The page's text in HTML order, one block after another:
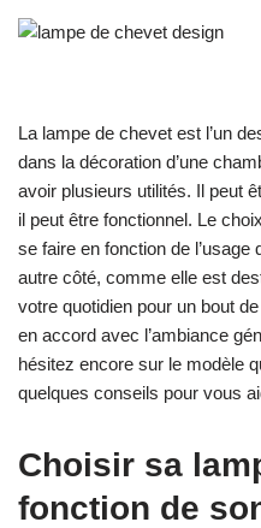
La lampe de chevet est l’un
dans la décoration d’une
avoir plusieurs utilités. Il peut
il peut être fonctionnel. Le
se faire en fonction de l’usage
autre côté, comme elle est
votre quotidien pour un bout
en accord avec l’ambiance
hésitez encore sur le modèle
quelques conseils pour vous
Choisir sa
fonction de